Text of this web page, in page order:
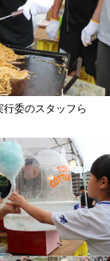
委のスタッフら